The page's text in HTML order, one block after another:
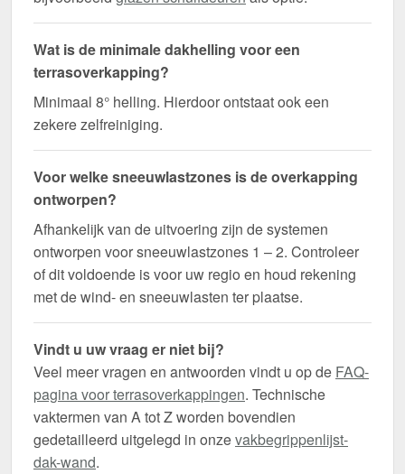
Wat is de minimale dakhelling voor een
terrasoverkapping?
Minimaal 8° helling. Hierdoor ontstaat ook een
zekere zelfreiniging.
Voor welke sneeuwlastzones is de overkapping
ontworpen?
Afhankelijk van de uitvoering zijn de systemen
ontworpen voor sneeuwlastzones 1 – 2. Controleer
of dit voldoende is voor uw regio en houd rekening
met de wind- en sneeuwlasten ter plaatse.
Vindt u uw vraag er niet bij?
Veel meer vragen en antwoorden vindt u op de FAQ-
pagina voor terrasoverkappingen. Technische
vaktermen van A tot Z worden bovendien
gedetailleerd uitgelegd in onzevakbegrippenlijst-
dak-wand.